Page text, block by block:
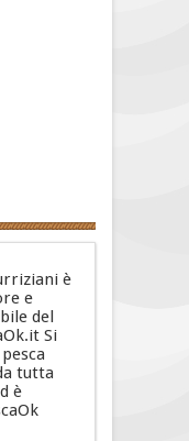
è
e
del
Si
tutta
è